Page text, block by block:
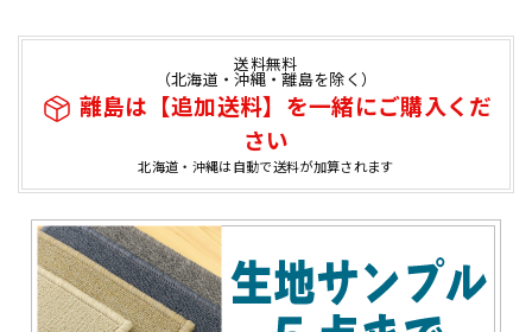
送料無料
（北海道・沖縄・離島を除く）
離島は【追加送料】を一緒にご購入くだ
さい
北海道・沖縄は自動で送料が加算されます